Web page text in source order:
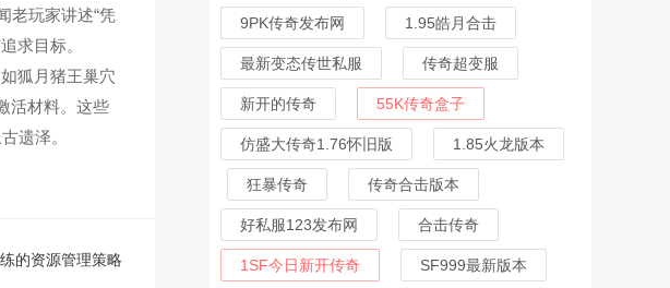
老玩家讲述“凭
求目标。
狐月猪王巢穴
活材料。这些
遗泽。
的资源管理策略
9PK传奇发布网 1.95皓月合击
最新变态传世私服 传奇超变服
新开的传奇 55K传奇盒子
仿盛大传奇1.76怀旧版 1.85火龙版本
狂暴传奇 传奇合击版本
好私服123发布网 合击传奇
1SF今日新开传奇 SF999最新版本